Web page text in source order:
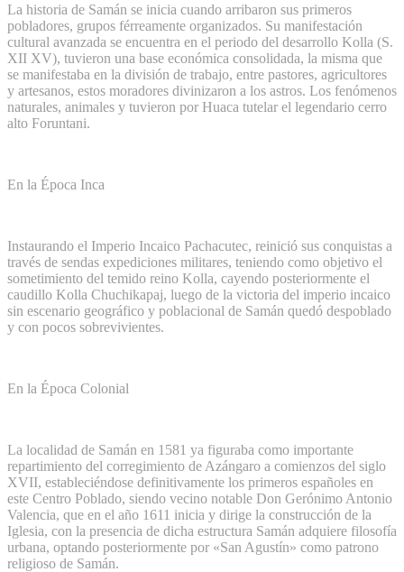
La historia de Samán se inicia cuando arribaron sus primeros
pobladores, grupos férreamente organizados. Su manifestación
cultural avanzada se encuentra en el periodo del desarrollo Kolla (S.
XII XV), tuvieron una base económica consolidada, la misma que
se manifestaba en la división de trabajo, entre pastores, agricultores
y artesanos, estos moradores divinizaron a los astros. Los fenómenos
naturales, animales y tuvieron por Huaca tutelar el legendario cerro
alto Foruntani.
En la Época Inca
Instaurando el Imperio Incaico Pachacutec, reinició sus conquistas a
través de sendas expediciones militares, teniendo como objetivo el
sometimiento del temido reino Kolla, cayendo posteriormente el
caudillo Kolla Chuchikapaj, luego de la victoria del imperio incaico
sin escenario geográfico y poblacional de Samán quedó despoblado
y con pocos sobrevivientes.
En la Época Colonial
La localidad de Samán en 1581 ya figuraba como importante
repartimiento del corregimiento de Azángaro a comienzos del siglo
XVII, estableciéndose definitivamente los primeros españoles en
este Centro Poblado, siendo vecino notable Don Gerónimo Antonio
Valencia, que en el año 1611 inicia y dirige la construcción de la
Iglesia, con la presencia de dicha estructura Samán adquiere filosofía
urbana, optando posteriormente por «San Agustín» como patrono
religioso de Samán.